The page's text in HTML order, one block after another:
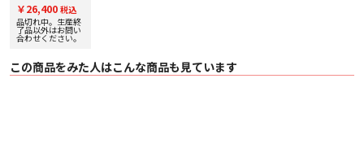
がら、リビングルームを満たす豊かな低音再生を実現しています。
原音の魅力をありのままに再生するPureモード
DHT-S218は、純粋で高音質な音楽再生のためにデノンのサウンドマスターが
チャルサラウンドやアップミックス、ダイアログエンハンサーなどの処理を停
止して再生音への脚色を排除し、音源に収録されたサウンドの魅力をありのま
型サウンドバー&
超高画質4K UHD
BDソフトセット
【超お買い得スペ
￥26,400 税込
品切れ中。生産終
了品以外はお問い
合わせください。
この商品をみた人はこんな商品も見ています